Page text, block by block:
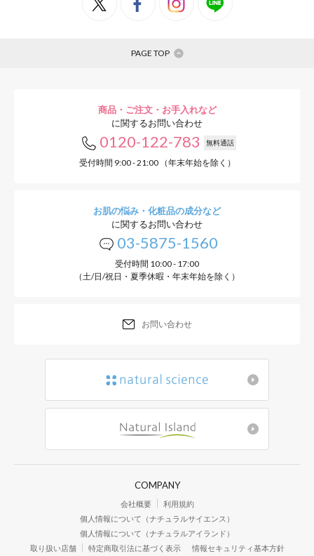
PAGE TOP
商品・ご注文・お手入れなど
に関するお問い合わせ
0120-122-783 無料通話
受付時間 9:00 - 21:00 （年末年始を除く）
お肌の悩み・化粧品の成分など
に関するお問い合わせ
03-5875-1560
受付時間 10:00 - 17:00
（土/日/祝日・夏季休暇・年末年始を除く）
お問い合わせ
COMPANY
会社概要
利用規約
個人情報について（ナチュラルサイエンス）
個人情報について（ナチュラルアイランド）
取り扱い店舗
特定商取引法に基づく表示 情報セキュリティ基本方針